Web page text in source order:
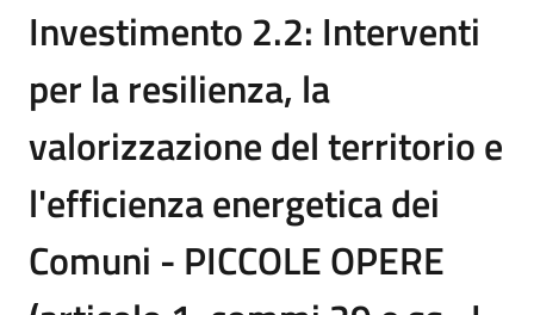
Investimento 2.2: Interventi
per la resilienza, la
valorizzazione del territorio e
l'efficienza energetica dei
Comuni - PICCOLE OPERE